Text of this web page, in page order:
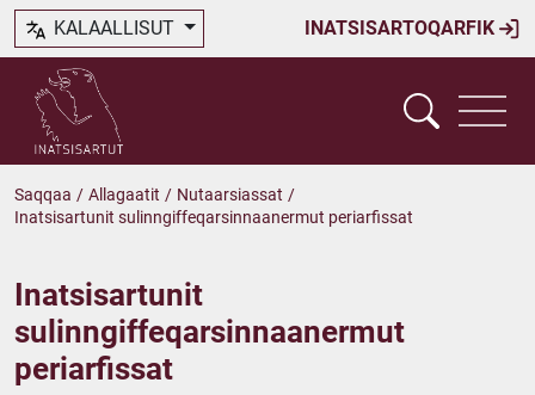
INATSISARTOQARFIK
KALAALLISUT
Saqqaa / Allagaatit / Nutaarsiassat /
Inatsisartunit sulinngiffeqarsinnaanermut periarfissat
Inatsisartunit
sulinngiffeqarsinnaanermut
periarfissat